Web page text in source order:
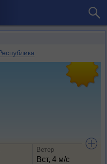
Ветер
Вст, 4 м/с